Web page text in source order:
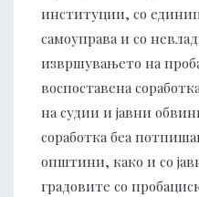
институции, со
самоуправа и со
извршувањето на
воспоставена
на судии и јавни
соработка беа
општини, како и со
градовите со